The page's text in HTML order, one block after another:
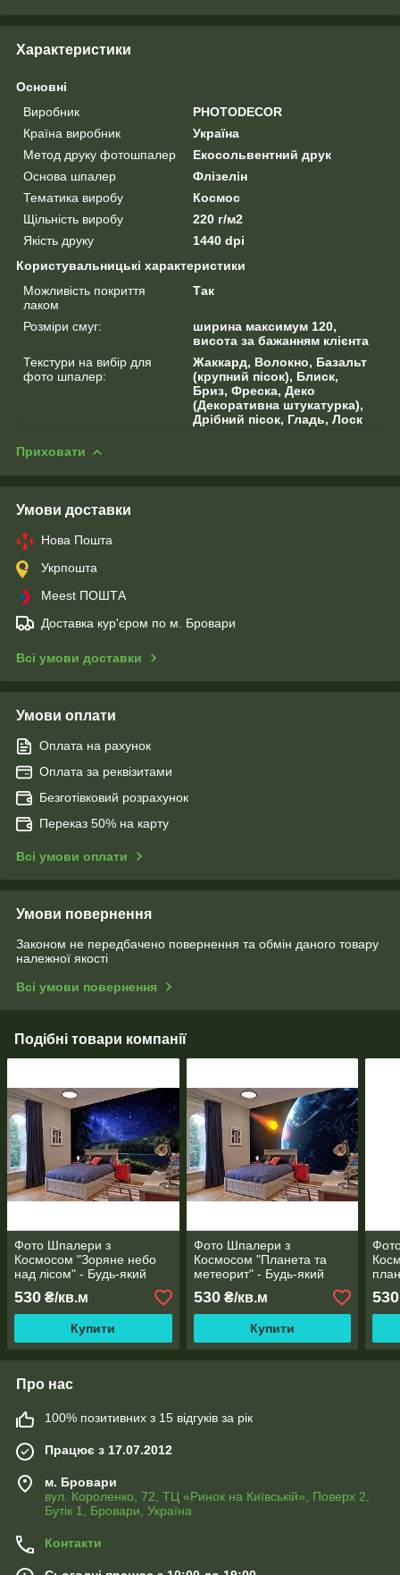
Характеристики
Основні
Виробник
PHOTODECOR
Країна виробник
Україна
Метод друку фотошпалер
Екосольвентний друк
Основа шпалер
Флізелін
Тематика виробу
Космос
Щільність виробу
220 г/м2
Якість друку
1440 dpi
Користувальницькі характеристики
Можливість покриття
лаком
Так
Розміри смуг:
ширина максимум 120,
висота за бажанням клієнта
Текстури на вибір для
фото шпалер:
Жаккард, Волокно, Базальт
(крупний пісок), Блиск,
Бриз, Фреска, Деко
(Декоративна штукатурка),
Дрібний пісок, Гладь, Лоск
Приховати
Умови доставки
Нова Пошта
Укрпошта
Meest ПОШТА
Доставка кур'єром по м. Бровари
Всі умови доставки
Умови оплати
Оплата на рахунок
Оплата за реквізитами
Безготівковий розрахунок
Переказ 50% на карту
Всі умови оплати
Умови повернення
Законом не передбачено повернення та обмін даного товару
належної якості
Всі умови повернення
Подібні товари компанії
Фото Шпалери з
Космосом "Зоряне небо
над лісом" - Будь-який
розмір! Читаємо опис!
530 ₴/кв.м
Купити
Фото Шпалери з
Космосом "Планета та
метеорит" - Будь-який
розмір! Читаємо опис!
530₴/кв.м
Купити
530
Про нас
100% позитивних з 15 відгуків за рік
Працює з 17.07.2012
м. Бровари
вул. Короленко, 72, ТЦ «Ринок на Київській», Поверх 2,
Бутік 1, Бровари, Україна
Контакти